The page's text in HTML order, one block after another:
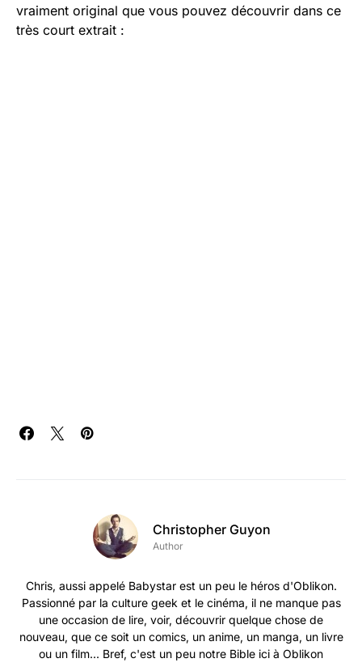
vraiment original que vous pouvez découvrir dans ce
très court extrait :
Christopher Guyon
Author
Chris, aussi appelé Babystar est un peu le héros d'Oblikon.
Passionné par la culture geek et le cinéma, il ne manque pas
une occasion de lire, voir, découvrir quelque chose de
nouveau, que ce soit un comics, un anime, un manga, un livre
ou un film... Bref, c'est un peu notre Bible ici à Oblikon